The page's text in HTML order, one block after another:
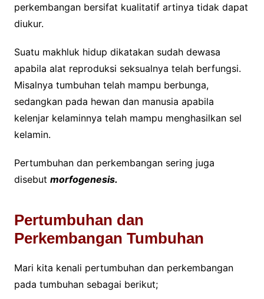
perkembangan bersifat kualitatif artinya tidak dapat
diukur.
Suatu makhluk hidup dikatakan sudah dewasa
apabila alat reproduksi seksualnya telah berfungsi.
Misalnya tumbuhan telah mampu berbunga,
sedangkan pada hewan dan manusia apabila
kelenjar kelaminnya telah mampu menghasilkan sel
kelamin.
Pertumbuhan dan perkembangan sering juga
disebut morfogenesis.
Pertumbuhan dan
Perkembangan Tumbuhan
Mari kita kenali pertumbuhan dan perkembangan
pada tumbuhan sebagai berikut;